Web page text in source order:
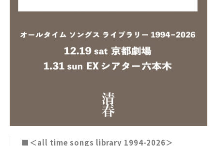
■＜all time songs library 1994-2026＞